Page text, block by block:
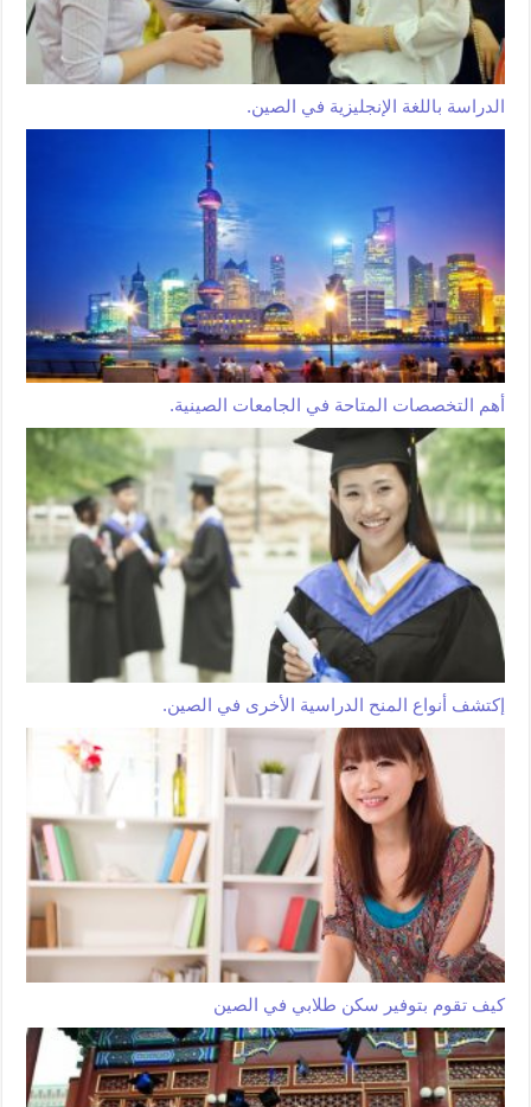
الدراسة باللغة الإنجليزية في الصين.
أهم التخصصات المتاحة في الجامعات الصينية.
إكتشف أنواع المنح الدراسية الأخرى في الصين.
كيف تقوم بتوفير سكن طلابي في الصين